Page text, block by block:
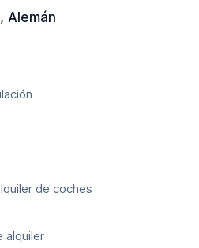
Alemán
de coches
alquiler